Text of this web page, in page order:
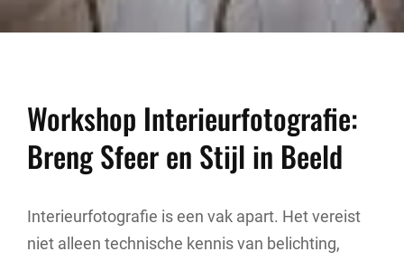
Workshop Interieurfotografie:
Breng Sfeer en Stijl in Beeld
Interieurfotografie is een vak apart. Het vereist
niet alleen technische kennis van belichting,